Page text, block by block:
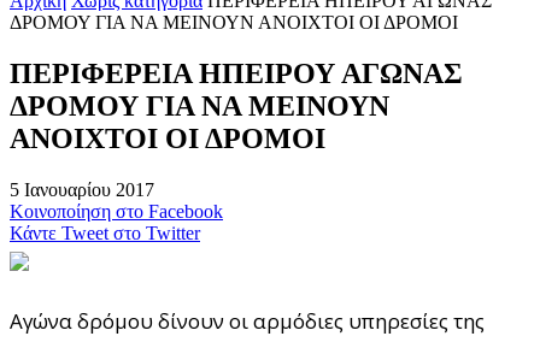
ΔΡΟΜΟΥ ΓΙΑ ΝΑ ΜΕΙΝΟΥΝ ΑΝΟΙΧΤΟΙ ΟΙ ΔΡΟΜΟΙ
ΠΕΡΙΦΕΡΕΙΑ ΗΠΕΙΡΟΥ ΑΓΩΝΑΣ
ΔΡΟΜΟΥ ΓΙΑ ΝΑ ΜΕΙΝΟΥΝ
ΑΝΟΙΧΤΟΙ ΟΙ ΔΡΟΜΟΙ
5 Ιανουαρίου 2017
Κοινοποίηση στο Facebook
Κάντε Tweet στο Twitter
Αγώνα δρόμου δίνουν οι αρμόδιες υπηρεσίες της